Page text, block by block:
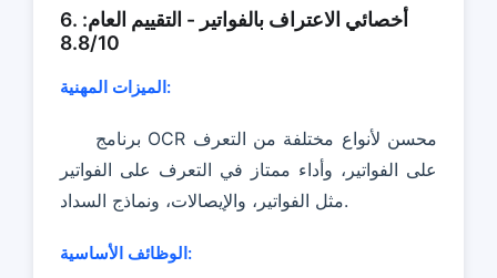
6. أخصائي الاعتراف بالفواتير - التقييم العام:
8.8/10
الميزات المهنية:
برنامج OCR محسن لأنواع مختلفة من التعرف
على الفواتير، وأداء ممتاز في التعرف على الفواتير
مثل الفواتير، والإيصالات، ونماذج السداد.
الوظائف الأساسية: